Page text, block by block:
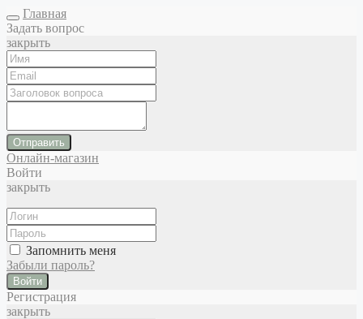
Главная
Задать вопрос
закрыть
Отправить
Онлайн-магазин
Войти
закрыть
Запомнить меня
Забыли пароль?
Войти
Регистрация
закрыть